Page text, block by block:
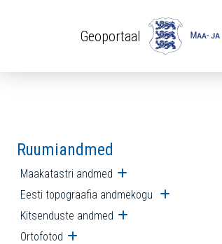
Geoportaal
Ruumiandmed
Maakatastri andmed Ava alammenüü
Eesti topograafia andmekogu Ava
Kitsenduste andmed Ava alammenüü
Ortofotod Ava alammenüü